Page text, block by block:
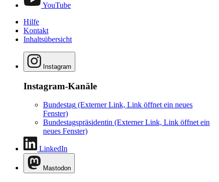
YouTube
Hilfe
Kontakt
Inhaltsübersicht
Instagram
Instagram-Kanäle
Bundestag (Externer Link, Link öffnet ein neues
Fenster)
Bundestagspräsidentin (Externer Link, Link öffnet ein
neues Fenster)
LinkedIn
Mastodon